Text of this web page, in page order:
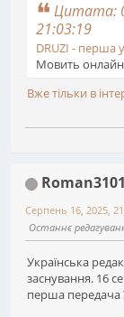
Цитата:
21:03:19
DRUZI - перша
Мовить онлайн
Вже тільки в
Roman3101
Серпень 16, 2025,
Останнє
Українська
заснування. 16
перша передача